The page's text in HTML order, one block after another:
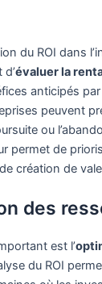
du ROI dans
évaluer la
anticipés
peuvent
ou
permet de
création de
des
est l’
du ROI